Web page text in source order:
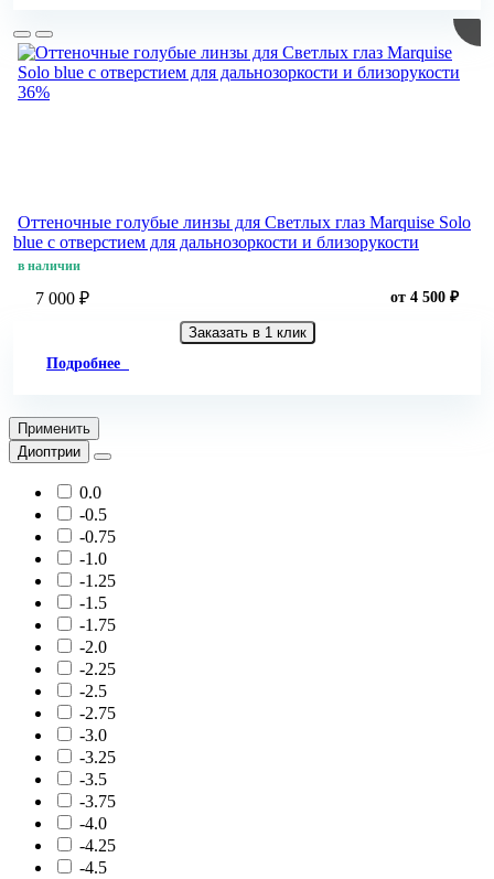
36%
Оттеночные голубые линзы для Светлых глаз Marquise Solo
blue с отверстием для дальнозоркости и близорукости
в наличии
7 000 ₽ от 4 500 ₽
Заказать в 1 клик
Подробнее
Применить
Диоптрии
0.0
-0.5
-0.75
-1.0
-1.25
-1.5
-1.75
-2.0
-2.25
-2.5
-2.75
-3.0
-3.25
-3.5
-3.75
-4.0
-4.25
-4.5